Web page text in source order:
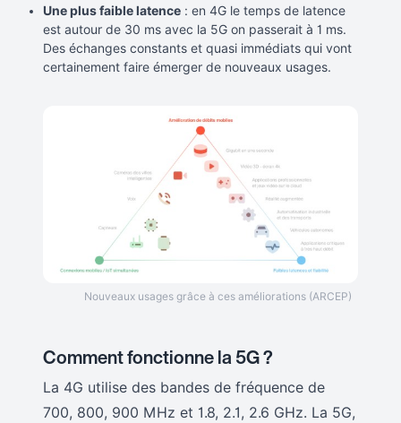
Une plus faible latence : en 4G le temps de latence
est autour de 30 ms avec la 5G on passerait à 1 ms.
Des échanges constants et quasi immédiats qui vont
certainement faire émerger de nouveaux usages.
Nouveaux usages grâce à ces améliorations (ARCEP)
Comment fonctionne la 5G ?
La 4G utilise des bandes de fréquence de
700, 800, 900 MHz et 1.8, 2.1, 2.6 GHz. La 5G,